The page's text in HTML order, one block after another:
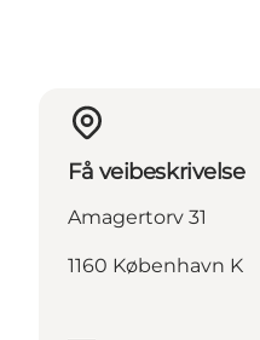
Få veibeskrivelse
Amagertorv 31
1160 København K